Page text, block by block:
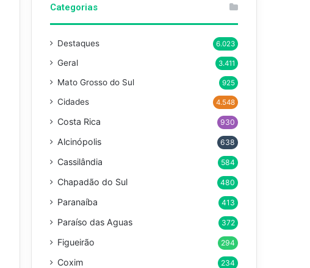
Categorias
Destaques 6.023
Geral 3.411
Mato Grosso do Sul 925
Cidades 4.548
Costa Rica 930
Alcinópolis 638
Cassilândia 584
Chapadão do Sul 480
Paranaíba 413
Paraíso das Aguas 372
Figueirão 294
Coxim 234